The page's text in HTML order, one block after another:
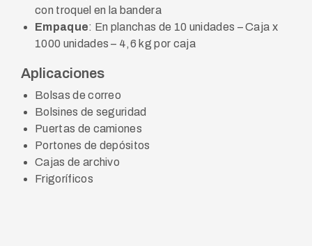
con troquel en la bandera
Empaque: En planchas de 10 unidades – Caja x
1000 unidades – 4,6 kg por caja
Aplicaciones
Bolsas de correo
Bolsines de seguridad
Puertas de camiones
Portones de depósitos
Cajas de archivo
Frigoríficos